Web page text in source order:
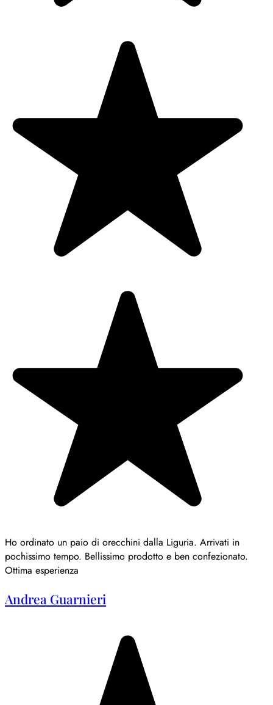
Ho ordinato un paio di orecchini dalla Liguria. Arrivati in
pochissimo tempo. Bellissimo prodotto e ben confezionato.
Ottima esperienza
Andrea Guarnieri